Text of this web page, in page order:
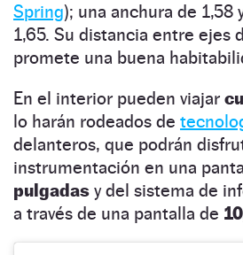
Spring); una anchura de 1,58
1,65. Su distancia entre ejes
promete una buena
En el interior pueden viajar
lo harán rodeados de
delanteros, que podrán
instrumentación en una
pulgadas y del sistema de
a través de una pantalla de